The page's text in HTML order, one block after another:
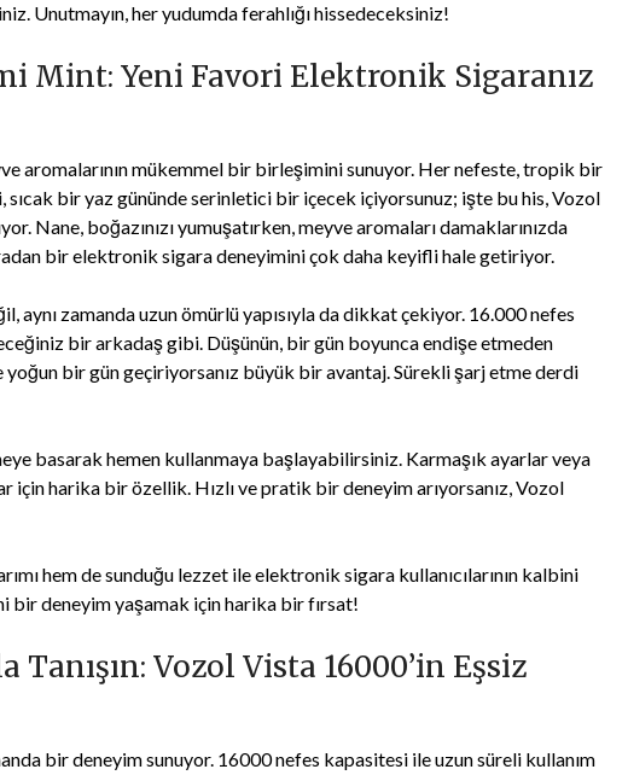
Unutmayın, her yudumda ferahlığı hissedeceksiniz!
Mint: Yeni Favori Elektronik Sigaranız
aromalarının mükemmel bir birleşimini sunuyor. Her nefeste, tropik bir
sıcak bir yaz gününde serinletici bir içecek içiyorsunuz; işte bu his, Vozol
Nane, boğazınızı yumuşatırken, meyve aromaları damaklarınızda
bir elektronik sigara deneyimini çok daha keyifli hale getiriyor.
aynı zamanda uzun ömürlü yapısıyla da dikkat çekiyor. 16.000 nefes
bir arkadaş gibi. Düşünün, bir gün boyunca endişe etmeden
bir gün geçiriyorsanız büyük bir avantaj. Sürekli şarj etme derdi
basarak hemen kullanmaya başlayabilirsiniz. Karmaşık ayarlar veya
harika bir özellik. Hızlı ve pratik bir deneyim arıyorsanız, Vozol
hem de sunduğu lezzet ile elektronik sigara kullanıcılarının kalbini
bir deneyim yaşamak için harika bir fırsat!
Vozol Vista 16000’in Eşsiz
bir deneyim sunuyor. 16000 nefes kapasitesi ile uzun süreli kullanım